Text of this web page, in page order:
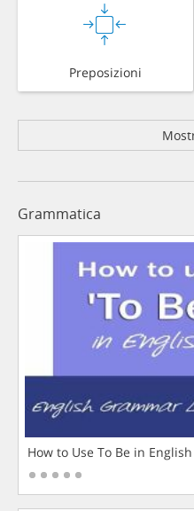
Preposizioni
Grammatica
How to Use To Be in